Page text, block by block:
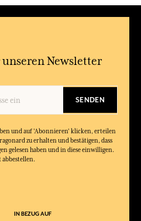
Newsletter
SENDEN
und auf 'Abonnieren' klicken, erteilen
zu erhalten und bestätigen, dass
gelesen haben und in diese einwilligen.
IN BEZUG AUF